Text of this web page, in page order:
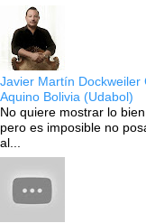
Javier Martín
Aquino Bolivia (Udabol)
No quiere mostrar lo
pero es imposible no
al...